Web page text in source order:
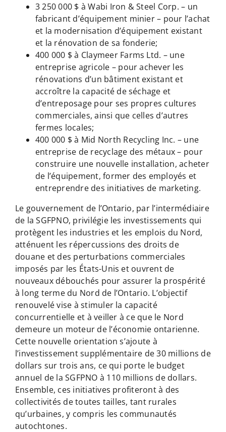
3 250 000 $ à Wabi Iron & Steel Corp. – un
fabricant d’équipement minier – pour l’achat
et la modernisation d’équipement existant
et la rénovation de sa fonderie;
400 000 $ à Claymeer Farms Ltd. – une
entreprise agricole – pour achever les
rénovations d’un bâtiment existant et
accroître la capacité de séchage et
d’entreposage pour ses propres cultures
commerciales, ainsi que celles d’autres
fermes locales;
400 000 $ à Mid North Recycling Inc. – une
entreprise de recyclage des métaux – pour
construire une nouvelle installation, acheter
de l’équipement, former des employés et
entreprendre des initiatives de marketing.
Le gouvernement de l’Ontario, par l’intermédiaire
de la SGFPNO, privilégie les investissements qui
protègent les industries et les emplois du Nord,
atténuent les répercussions des droits de
douane et des perturbations commerciales
imposés par les États-Unis et ouvrent de
nouveaux débouchés pour assurer la prospérité
à long terme du Nord de l’Ontario. L’objectif
renouvelé vise à stimuler la capacité
concurrentielle et à veiller à ce que le Nord
demeure un moteur de l’économie ontarienne.
Cette nouvelle orientation s’ajoute à
l’investissement supplémentaire de 30 millions de
dollars sur trois ans, ce qui porte le budget
annuel de la SGFPNO à 110 millions de dollars.
Ensemble, ces initiatives profiteront à des
collectivités de toutes tailles, tant rurales
qu’urbaines, y compris les communautés
autochtones.